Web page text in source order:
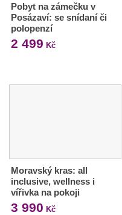
Pobyt na zámečku v
Posázaví: se snídaní či
polopenzí
2 499 Kč
Moravský kras: all
inclusive, wellness i
vířivka na pokoji
3 990 Kč